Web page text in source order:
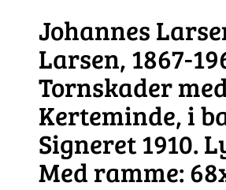
Johannes
Larsen, 1867-
Tornskader
Kerteminde, i
Signeret 1910.
Med ramme: